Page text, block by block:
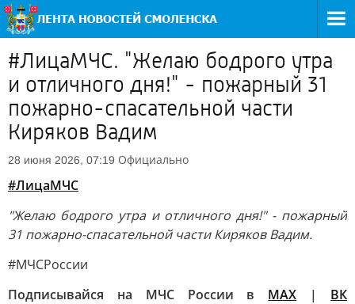
#ЛицаМЧС. "Желаю бодрого утра
и отличного дня!" - пожарный 31
пожарно-спасательной части
Киряков Вадим
28 июня 2026, 07:19 Официально
#ЛицаМЧС
"Желаю бодрого утра и отличного дня!" - пожарный
31 пожарно-спасательной части Киряков Вадим.
#МЧСРоссии
Подписывайся на МЧС России в MAX | ВК